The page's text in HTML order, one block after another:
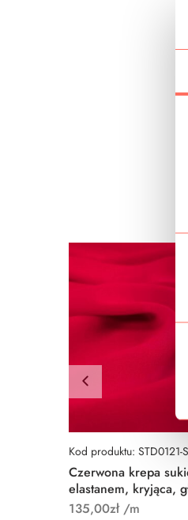
W
o
y
Kod produktu: STD0121-
Czerwona krepa
elastanem, kryjąca,
135,00zł/m